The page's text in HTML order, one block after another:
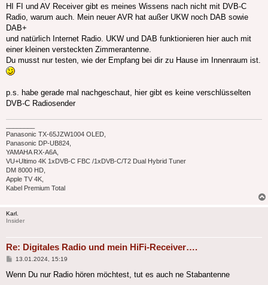
HI FI und AV Receiver gibt es meines Wissens nach nicht mit DVB-C
Radio, warum auch. Mein neuer AVR hat außer UKW noch DAB sowie
DAB+
und natürlich Internet Radio. UKW und DAB funktionieren hier auch mit
einer kleinen versteckten Zimmerantenne.
Du musst nur testen, wie der Empfang bei dir zu Hause im Innenraum ist.
p.s. habe gerade mal nachgeschaut, hier gibt es keine verschlüsselten
DVB-C Radiosender
Panasonic TX-65JZW1004 OLED,
Panasonic DP-UB824,
YAMAHA RX-A6A,
VU+Ultimo 4K 1xDVB-C FBC /1xDVB-C/T2 Dual Hybrid Tuner
DM 8000 HD,
Apple TV 4K,
Kabel Premium Total
Karl.
Insider
Re: Digitales Radio und mein HiFi-Receiver….
Beitrag
13.01.2024, 15:19
Wenn Du nur Radio hören möchtest, tut es auch ne Stabantenne